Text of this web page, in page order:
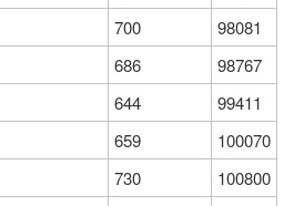
700
98081
686
98767
644
99411
659
100070
730
100800